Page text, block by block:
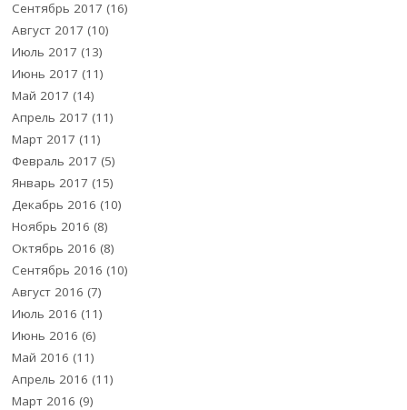
Сентябрь 2017 (16)
Август 2017 (10)
Июль 2017 (13)
Июнь 2017 (11)
Май 2017 (14)
Апрель 2017 (11)
Март 2017 (11)
Февраль 2017 (5)
Январь 2017 (15)
Декабрь 2016 (10)
Ноябрь 2016 (8)
Октябрь 2016 (8)
Сентябрь 2016 (10)
Август 2016 (7)
Июль 2016 (11)
Июнь 2016 (6)
Май 2016 (11)
Апрель 2016 (11)
Март 2016 (9)